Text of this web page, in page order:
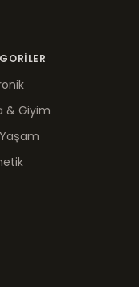
& Giyim